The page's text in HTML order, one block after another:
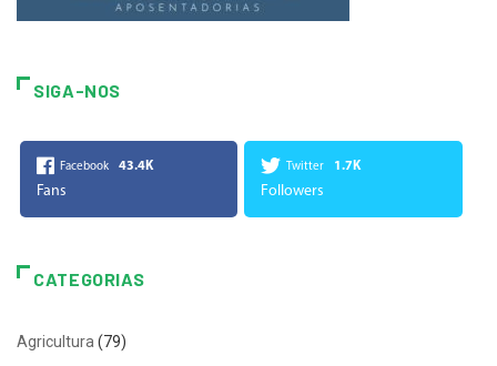
SIGA-NOS
Facebook 43.4K
Fans
Twitter 1.7K
Followers
CATEGORIAS
Agricultura (79)